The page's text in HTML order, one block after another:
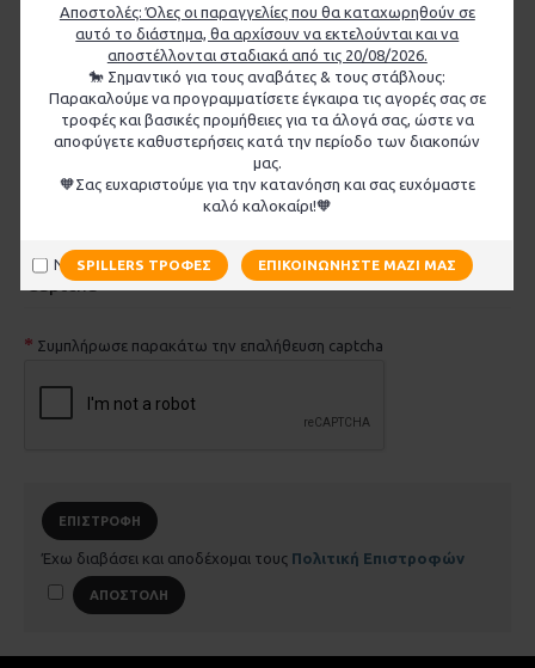
Αποστολές: Όλες οι παραγγελίες που θα καταχωρηθούν σε
αυτό το διάστημα, θα αρχίσουν να εκτελούνται και να
αποστέλλονται σταδιακά από τις 20/08/2026.
🐎 Σημαντικό για τους αναβάτες & τους στάβλους:
Παρακαλούμε να προγραμματίσετε έγκαιρα τις αγορές σας σε
τροφές και βασικές προμήθειες για τα άλογά σας, ώστε να
αποφύγετε καθυστερήσεις κατά την περίοδο των διακοπών
μας.
🧡Σας ευχαριστούμε για την κατανόηση και σας ευχόμαστε
καλό καλοκαίρι!🧡
Να μην εμφανιστεί ξανά
SPILLERS ΤΡΟΦΈΣ ΕΠΙΚΟΙΝΩΝΉΣΤΕ ΜΑΖΊ ΜΑΣ
Όχι
Ελαττωματικό ή άλλες λεπτομέρειες
Captcha
Συμπλήρωσε παρακάτω την επαλήθευση captcha
ΕΠΙΣΤΡΟΦΉ
Έχω διαβάσει και αποδέχομαι τους Πολιτική Επιστροφών